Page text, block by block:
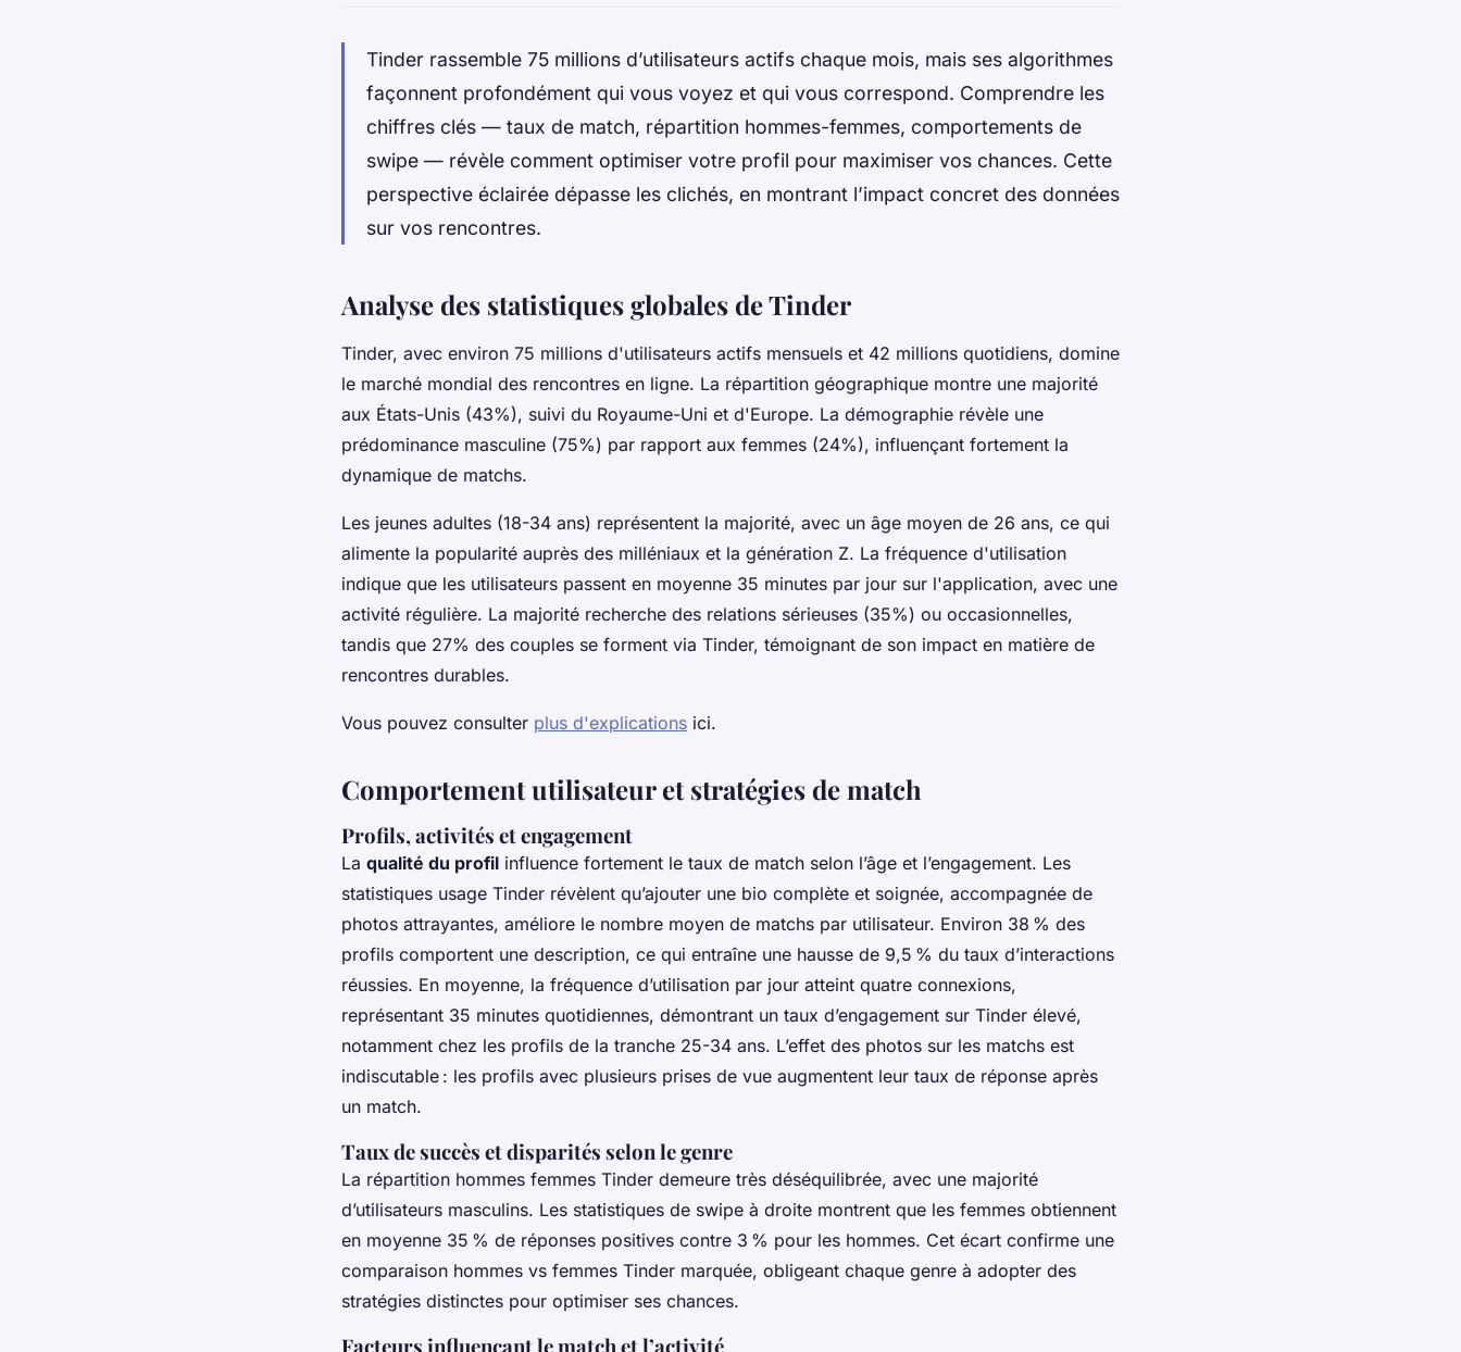
Tinder rassemble 75 millions d’utilisateurs actifs chaque mois, mais ses algorithmes
façonnent profondément qui vous voyez et qui vous correspond. Comprendre les
chiffres clés — taux de match, répartition hommes-femmes, comportements de
swipe — révèle comment optimiser votre profil pour maximiser vos chances. Cette
perspective éclairée dépasse les clichés, en montrant l’impact concret des données
sur vos rencontres.
Analyse des statistiques globales de Tinder
Tinder, avec environ 75 millions d'utilisateurs actifs mensuels et 42 millions quotidiens, domine
le marché mondial des rencontres en ligne. La répartition géographique montre une majorité
aux États-Unis (43%), suivi du Royaume-Uni et d'Europe. La démographie révèle une
prédominance masculine (75%) par rapport aux femmes (24%), influençant fortement la
dynamique de matchs.
Les jeunes adultes (18-34 ans) représentent la majorité, avec un âge moyen de 26 ans, ce qui
alimente la popularité auprès des milléniaux et la génération Z. La fréquence d'utilisation
indique que les utilisateurs passent en moyenne 35 minutes par jour sur l'application, avec une
activité régulière. La majorité recherche des relations sérieuses (35%) ou occasionnelles,
tandis que 27% des couples se forment via Tinder, témoignant de son impact en matière de
rencontres durables.
Vous pouvez consulter plus d'explications ici.
Comportement utilisateur et stratégies de match
Profils, activités et engagement
La qualité du profil influence fortement le taux de match selon l’âge et l’engagement. Les
statistiques usage Tinder révèlent qu’ajouter une bio complète et soignée, accompagnée de
photos attrayantes, améliore le nombre moyen de matchs par utilisateur. Environ 38 % des
profils comportent une description, ce qui entraîne une hausse de 9,5 % du taux d’interactions
réussies. En moyenne, la fréquence d’utilisation par jour atteint quatre connexions,
représentant 35 minutes quotidiennes, démontrant un taux d’engagement sur Tinder élevé,
notamment chez les profils de la tranche 25-34 ans. L’effet des photos sur les matchs est
indiscutable : les profils avec plusieurs prises de vue augmentent leur taux de réponse après
un match.
Taux de succès et disparités selon le genre
La répartition hommes femmes Tinder demeure très déséquilibrée, avec une majorité
d’utilisateurs masculins. Les statistiques de swipe à droite montrent que les femmes obtiennent
en moyenne 35 % de réponses positives contre 3 % pour les hommes. Cet écart confirme une
comparaison hommes vs femmes Tinder marquée, obligeant chaque genre à adopter des
stratégies distinctes pour optimiser ses chances.
Facteurs influençant le match et l’activité